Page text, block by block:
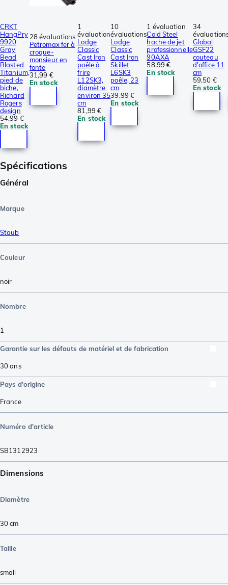
CRKT
HangPry
9920
Gray
Bead
Blasted
Titanium,
pied de
biche,
Richard
Rogers
design
54,99 €
En stock
28 évaluations
Petromax fer à
croque-
monsieur en
fonte
31,99 €
En stock
1
évaluation
Lodge
Classic
Cast Iron
poêle à
frire
L12SK3,
diamètre
environ 35
cm
81,99 €
En stock
10
évaluations
Lodge
Classic
Cast Iron
Skillet
L6SK3
poêle, 23
cm
39,99 €
En stock
1 évaluation
Cold Steel
hache de jet
professionnelle
90AXA
58,99 €
En stock
34
Global
GSF22
couteau
d'office 11
cm
59,50 €
En stock
Spécifications
Général
Marque
Staub
Couleur
noir
Nombre
1
Garantie sur les défauts de matériel et de fabrication
30 ans
Pays d'origine
France
Numéro d'article
SB1312923
Dimensions
Diamètre
30 cm
Taille
small